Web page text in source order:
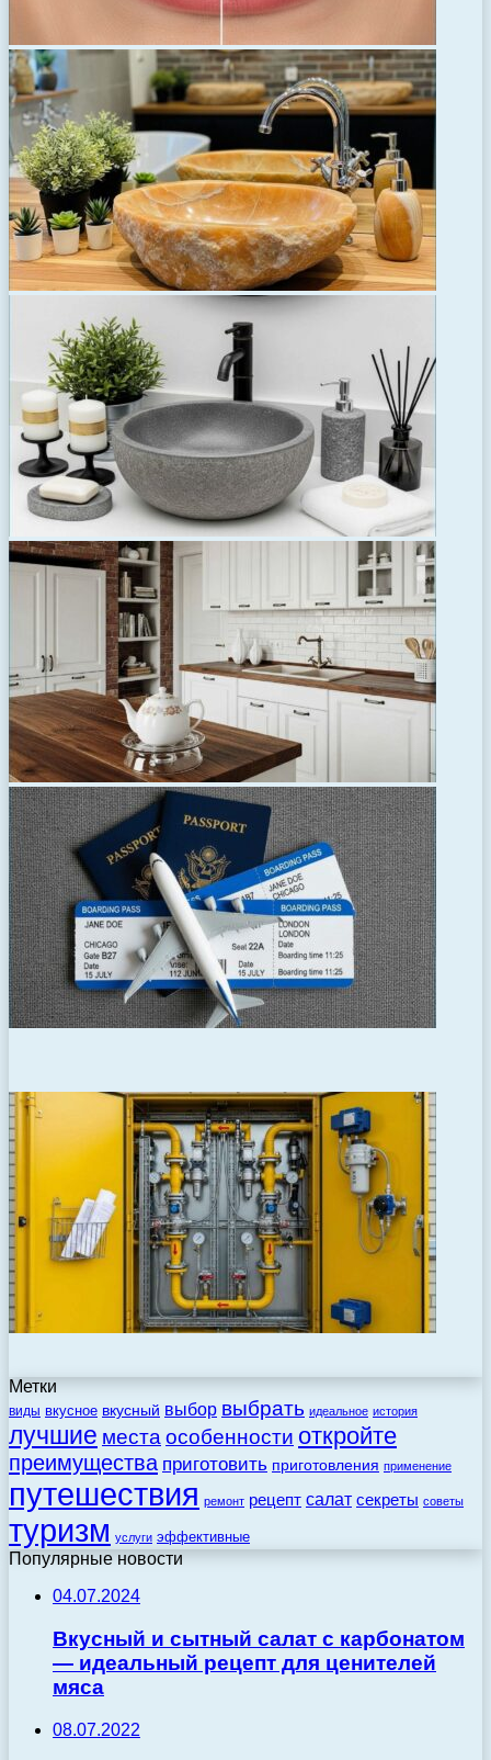
Метки
виды вкусное вкусный выбор выбрать идеальное история
лучшие места особенности откройте
преимущества приготовить приготовления применение
путешествия ремонт рецепт салат секреты советы
туризм услуги эффективные
Популярные новости
04.07.2024
Вкусный и сытный салат с карбонатом
— идеальный рецепт для ценителей
мяса
08.07.2022